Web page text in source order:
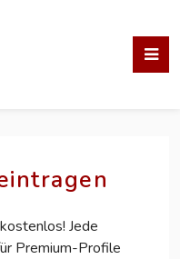
Jede
Premium-Profile